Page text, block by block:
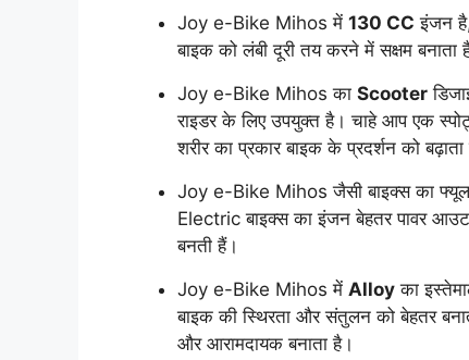
Joy e-Bike Mihos में 130 CC इंजन
बाइक को लंबी दूरी तय करने में सक्षम बनाता
Joy e-Bike Mihos का Scooter
राइडर के लिए उपयुक्त है। चाहे आप एक
शरीर का प्रकार बाइक के प्रदर्शन को बढ़ाता
Joy e-Bike Mihos जैसी बाइक्स का फ्यूल
Electric बाइक्स का इंजन बेहतर पावर
बनती हैं।
Joy e-Bike Mihos में Alloy का
बाइक की स्थिरता और संतुलन को बेहतर
और आरामदायक बनाता है।